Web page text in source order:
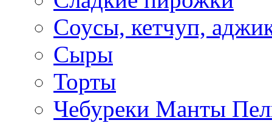
Соусы, кетчуп,
Сыры
Торты
Чебуреки Манты